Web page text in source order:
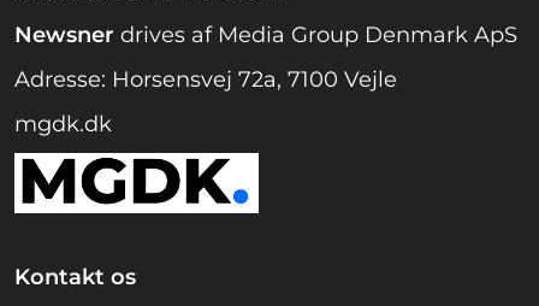
Newsner drives af Media Group Denmark ApS
Adresse: Horsensvej 72a, 7100 Vejle
mgdk.dk
Kontakt os